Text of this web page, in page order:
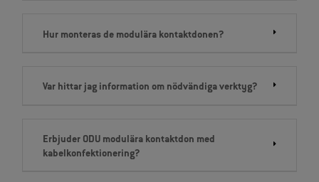
Hur monteras de modulära kontaktdonen?
Var hittar jag information om nödvändiga verktyg?
Erbjuder ODU modulära kontaktdon med
kabelkonfektionering?